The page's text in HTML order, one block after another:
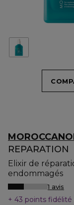
REPARATION
Elixir de
endommagés
1 avis
43 points fidélité